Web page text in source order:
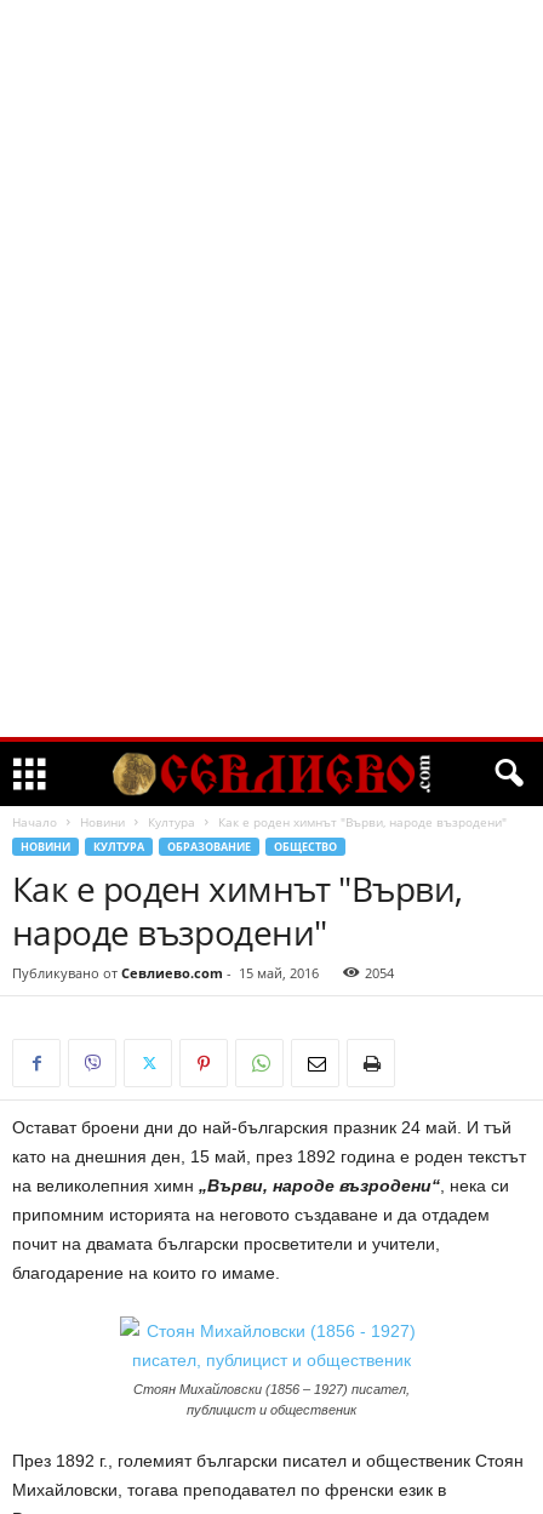
Начало Новини Култура Как е роден химнът "Върви, народе възродени"
НОВИНИ КУЛТУРА ОБРАЗОВАНИЕ ОБЩЕСТВО
Как е роден химнът "Върви,
народе възродени"
Публикувано от Севлиево.com - 15 май, 2016 2054
Остават броени дни до най-българския празник 24 май. И тъй
като на днешния ден, 15 май, през 1892 година е роден текстът
на великолепния химн „Върви, народе възродени“ , нека си
припомним историята на неговото създаване и да отдадем
почит на двамата български просветители и учители,
благодарение на които го имаме.
Стоян Михайловски (1856 – 1927) писател,
публицист и общественик
През 1892 г., големият български писател и общественик Стоян
Михайловски, тогава преподавател по френски език в